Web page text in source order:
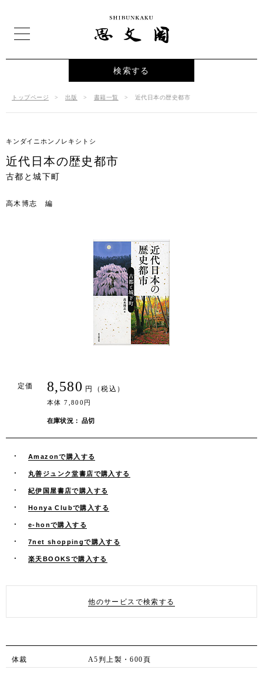
検索する
トップページ 出版 書籍一覧 近代日本の歴史都市
キンダイニホンノレキシトシ
近代日本の歴史都市
古都と城下町
高木博志 編
定価 8,580 円（税込）
本体 7,800円
在庫状況： 品切
Amazonで購入する
丸善ジュンク堂書店で購入する
紀伊国屋書店で購入する
Honya Clubで購入する
e-honで購入する
7net shoppingで購入する
楽天BOOKSで購入する
他のサービスで検索する
体裁 A5判上製・600頁